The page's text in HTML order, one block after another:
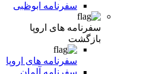
سفرنامه ابوظبی
سفرنامه های اروپا
بازگشت
سفرنامه های اروپا
سفرنامه آلمان